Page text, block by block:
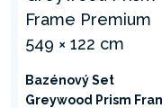
Bazénový Set
Greywood Prism